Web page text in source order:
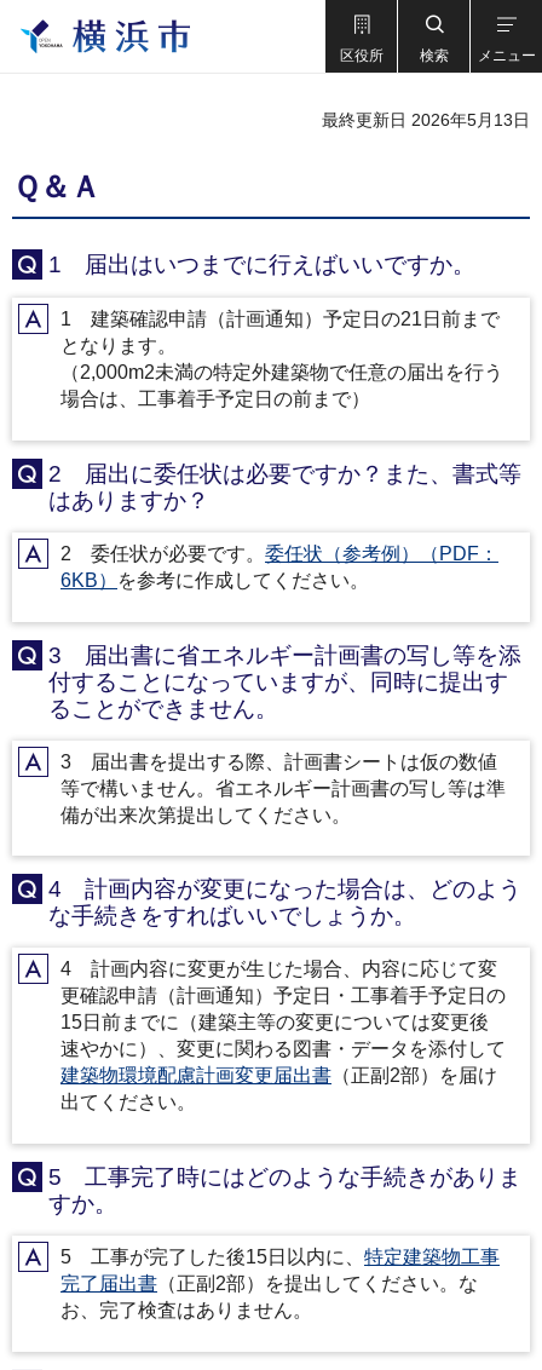
区役所 検索 メニュー
最終更新日 2026年5月13日
Ｑ＆Ａ
Q 1 届出はいつまでに行えばいいですか。
A1 建築確認申請（計画通知）予定日の21日前まで
となります。
（2,000m2未満の特定外建築物で任意の届出を行う
場合は、工事着手予定日の前まで）
Q
2 届出に委任状は必要ですか？また、書式等
はありますか？
A2 委任状が必要です。 委任状（参考例）（PDF：
6KB）
を参考に作成してください。
Q
3 届出書に省エネルギー計画書の写し等を添
付することになっていますが、同時に提出す
ることができません。
A3 届出書を提出する際、計画書シートは仮の数値
等で構いません。省エネルギー計画書の写し等は準
備が出来次第提出してください。
Q
4 計画内容が変更になった場合は、どのよう
な手続きをすればいいでしょうか。
A4 計画内容に変更が生じた場合、内容に応じて変
更確認申請（計画通知）予定日・工事着手予定日の
15日前までに（建築主等の変更については変更後
速やかに）、変更に関わる図書・データを添付して
建築物環境配慮計画変更届出書 （正副2部）を届け
出てください。
Q
5 工事完了時にはどのような手続きがありま
すか。
A5 工事が完了した後15日以内に、 特定建築物工事
完了届出書 （正副2部）を提出してください。な
お、完了検査はありません。